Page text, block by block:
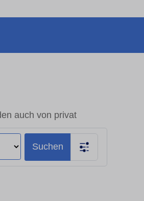
auch von privat
Suchen